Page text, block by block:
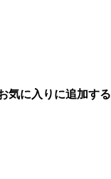
気に入りに追加する